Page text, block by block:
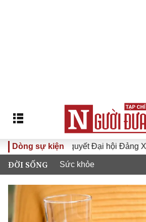
Dòng sự kiện
Đưa Nghị quyết Đại hội Đảng XIV vào
ĐỜI SỐNG Sức khỏe